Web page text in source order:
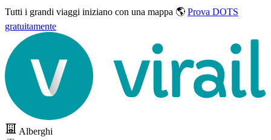
Tutti i grandi viaggi iniziano con una mappa 🌎 Prova DOTS
gratuitamente
Alberghi